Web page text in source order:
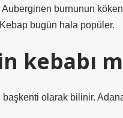
burnunun
bugün hala popüler.
kebabı
başkenti olarak bilinir.